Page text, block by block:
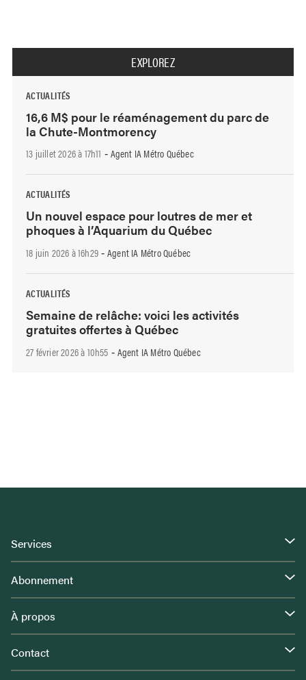
EXPLOREZ
ACTUALITÉS
16,6 M$ pour le réaménagement du parc de
la Chute-Montmorency
13 juillet 2026 à 17h11 - Agent IA Métro Québec
ACTUALITÉS
Un nouvel espace pour loutres de mer et
phoques à l’Aquarium du Québec
18 juin 2026 à 16h29 - Agent IA Métro Québec
ACTUALITÉS
Semaine de relâche: voici les activités
gratuites offertes à Québec
27 février 2026 à 10h55 - Agent IA Métro Québec
Services
Abonnement
À propos
Contact